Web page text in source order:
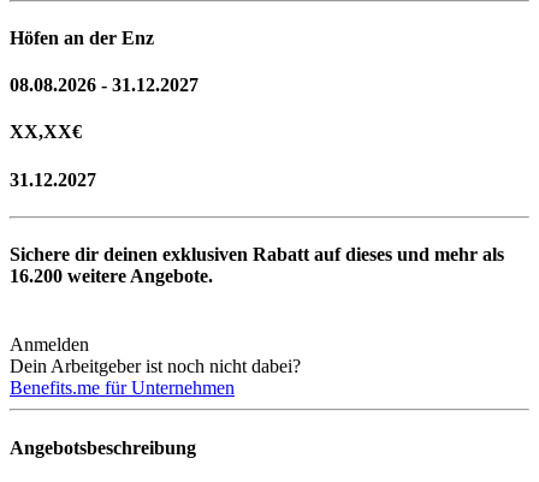
Höfen an der Enz
08.08.2026 - 31.12.2027
XX,XX€
31.12.2027
Sichere dir deinen exklusiven Rabatt auf dieses und mehr als
16.200 weitere Angebote.
Anmelden
Dein Arbeitgeber ist noch nicht dabei?
Benefits.me für Unternehmen
Angebotsbeschreibung